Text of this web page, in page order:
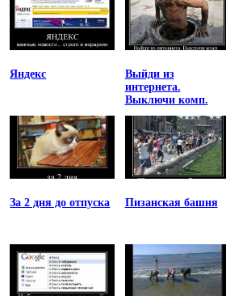
Яндекс
Выйди из
интернета.
Выключи комп.
За 2 дня до отпуска Пизанская башня